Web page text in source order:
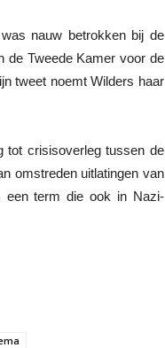
nauw betrokken bij de
de Tweede Kamer voor de
tweet noemt Wilders haar
tot crisisoverleg tussen de
omstreden uitlatingen van
een term die ook in Nazi-